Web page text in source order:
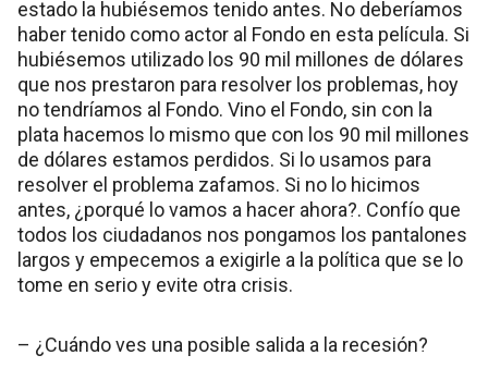
estado la hubiésemos tenido antes. No deberíamos
haber tenido como actor al Fondo en esta película. Si
hubiésemos utilizado los 90 mil millones de dólares
que nos prestaron para resolver los problemas, hoy
no tendríamos al Fondo. Vino el Fondo, sin con la
plata hacemos lo mismo que con los 90 mil millones
de dólares estamos perdidos. Si lo usamos para
resolver el problema zafamos. Si no lo hicimos
antes, ¿porqué lo vamos a hacer ahora?. Confío que
todos los ciudadanos nos pongamos los pantalones
largos y empecemos a exigirle a la política que se lo
tome en serio y evite otra crisis.
– ¿Cuándo ves una posible salida a la recesión?